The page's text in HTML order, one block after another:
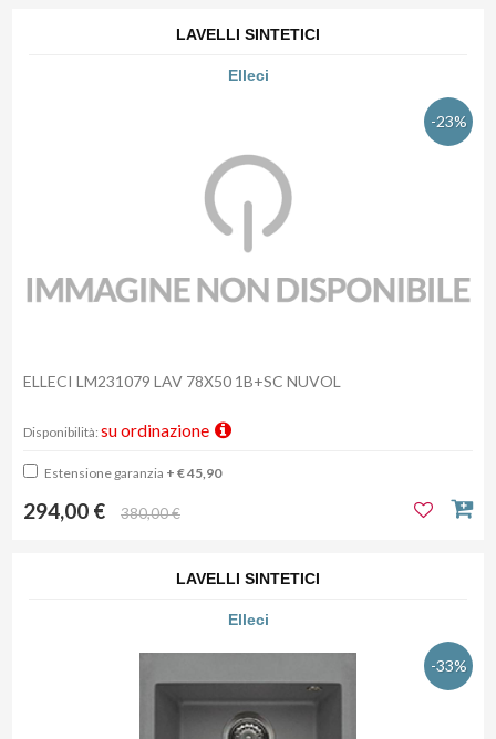
LAVELLI SINTETICI
Elleci
-23%
ELLECI LM231079 LAV 78X50 1B+SC NUVOL
Disponibilità: su ordinazione
Estensione garanzia + € 45,90
294,00 € 380,00 €
LAVELLI SINTETICI
Elleci
-33%